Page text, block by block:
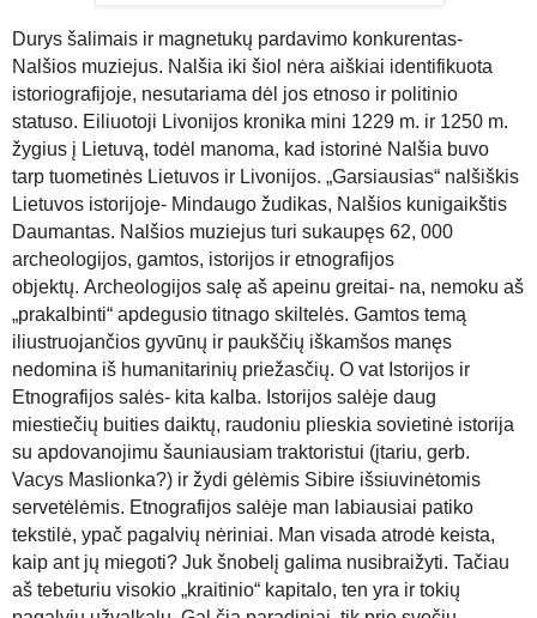
Durys šalimais ir magnetukų pardavimo konkurentas-
Nalšios muziejus. Nalšia iki šiol nėra aiškiai identifikuota
istoriografijoje, nesutariama dėl jos etnoso ir politinio
statuso. Eiliuotoji Livonijos kronika mini 1229 m. ir 1250 m.
žygius į Lietuvą, todėl manoma, kad istorinė Nalšia buvo
tarp tuometinės Lietuvos ir Livonijos. „Garsiausias“ nalšiškis
Lietuvos istorijoje- Mindaugo žudikas, Nalšios kunigaikštis
Daumantas. Nalšios muziejus turi sukaupęs 62, 000
archeologijos, gamtos, istorijos ir etnografijos
objektų. Archeologijos salę aš apeinu greitai- na, nemoku aš
„prakalbinti“ apdegusio titnago skiltelės. Gamtos temą
iliustruojančios gyvūnų ir paukščių iškamšos manęs
nedomina iš humanitarinių priežasčių. O vat Istorijos ir
Etnografijos salės- kita kalba. Istorijos salėje daug
miestiečių buities daiktų, raudoniu plieskia sovietinė istorija
su apdovanojimu šauniausiam traktoristui (įtariu, gerb.
Vacys Maslionka?) ir žydi gėlėmis Sibire išsiuvinėtomis
servetėlėmis. Etnografijos salėje man labiausiai patiko
tekstilė, ypač pagalvių nėriniai. Man visada atrodė keista,
kaip ant jų miegoti? Juk šnobelį galima nusibraižyti. Tačiau
aš tebeturiu visokio „kraitinio“ kapitalo, ten yra ir tokių